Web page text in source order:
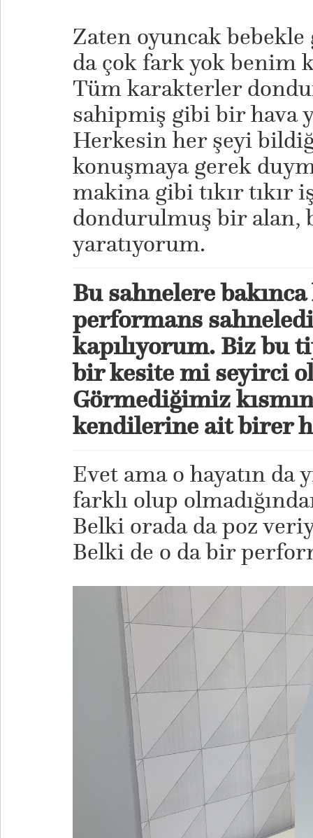
Zaten oyuncak bebekle
da çok fark yok benim
Tüm karakterler
sahipmiş gibi bir hava
Herkesin her şeyi
konuşmaya gerek
makina gibi tıkır
dondurulmuş bir alan,
yaratıyorum.
Bu sahnelere
performans
kapılıyorum. Biz bu
bir kesite mi seyirci
Görmediğimiz
kendilerine ait birer
Evet ama o hayatın da
farklı olup
Belki orada da poz
Belki de o da bir